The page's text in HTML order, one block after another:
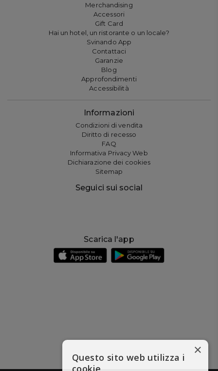
Merchandising
Accessori
Gift Card
Hai un hotel, un ristorante o un locale?
Svinando App
Contattaci
Garanzie
Blog
Approfondimenti
Accessibilità
Informazioni
Condizioni di vendita
Diritto di recesso
FAQ
Informativa Privacy Web
Dichiarazione dei cookies
Sitemap
Seguici sui social
Scarica l'app
×
Questo sito web utilizza i
cookie